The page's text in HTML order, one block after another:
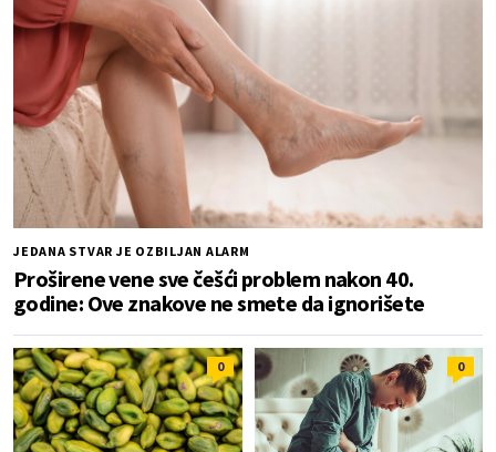
JEDANA STVAR JE OZBILJAN ALARM
Proširene vene sve češći problem nakon 40.
godine: Ove znakove ne smete da ignorišete
0 0